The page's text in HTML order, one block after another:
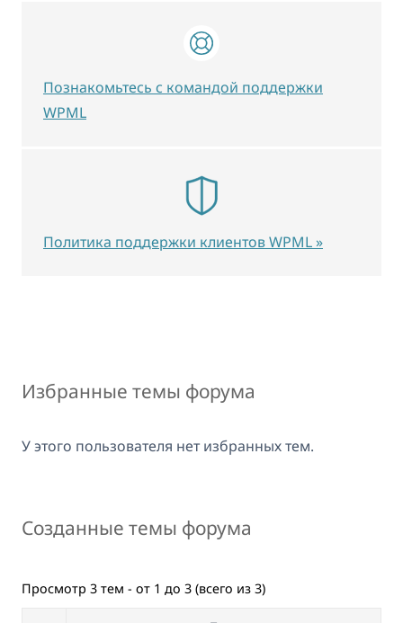
Избранные темы форума
У этого пользователя нет избранных тем.
Созданные темы форума
Просмотр 3 тем - от 1 до 3 (всего из 3)
Познакомьтесь с командой поддержки
WPML
Политика поддержки клиентов WPML »